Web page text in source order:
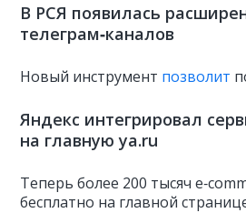
В РСЯ появилась
телеграм‑каналов
Новый инструмент позволит
Яндекс интегрировал
на главную ya.ru
Теперь более 200 тысяч
бесплатно на главной